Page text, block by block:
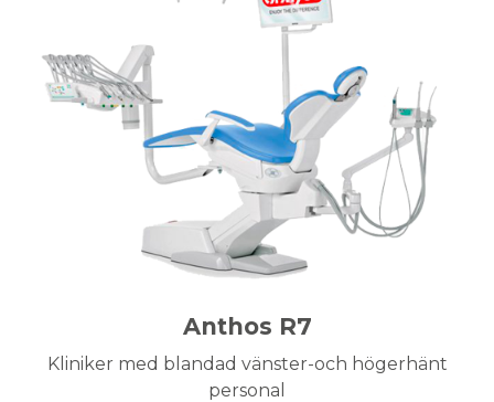
Anthos R7
Kliniker med blandad vänster-och högerhänt
personal